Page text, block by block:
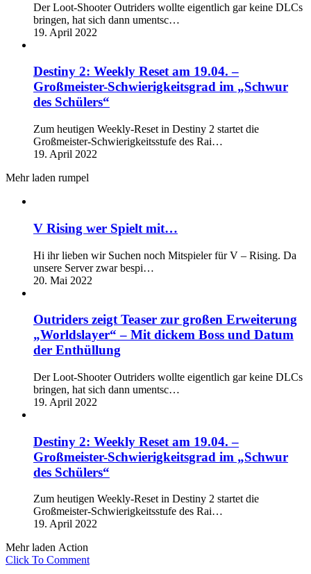
Der Loot-Shooter Outriders wollte eigentlich gar keine DLCs
bringen, hat sich dann umentsc…
19. April 2022
Destiny 2: Weekly Reset am 19.04. –
Großmeister-Schwierigkeitsgrad im „Schwur
des Schülers“
Zum heutigen Weekly-Reset in Destiny 2 startet die
Großmeister-Schwierigkeitsstufe des Rai…
19. April 2022
Mehr laden rumpel
V Rising wer Spielt mit…
Hi ihr lieben wir Suchen noch Mitspieler für V – Rising. Da
unsere Server zwar bespi…
20. Mai 2022
Outriders zeigt Teaser zur großen Erweiterung
„Worldslayer“ – Mit dickem Boss und Datum
der Enthüllung
Der Loot-Shooter Outriders wollte eigentlich gar keine DLCs
bringen, hat sich dann umentsc…
19. April 2022
Destiny 2: Weekly Reset am 19.04. –
Großmeister-Schwierigkeitsgrad im „Schwur
des Schülers“
Zum heutigen Weekly-Reset in Destiny 2 startet die
Großmeister-Schwierigkeitsstufe des Rai…
19. April 2022
Mehr laden Action
Click To Comment